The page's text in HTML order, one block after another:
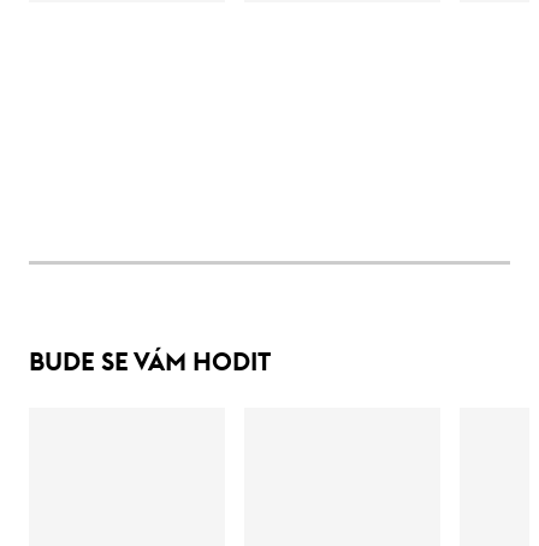
BUDE SE VÁM HODIT